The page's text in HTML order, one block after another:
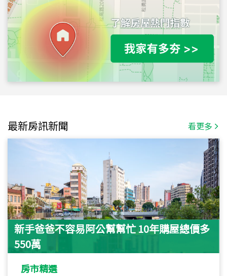
最新房訊新聞 看更多
新手爸爸不容易阿公幫幫忙 10年購屋總價多
550萬
房市精選